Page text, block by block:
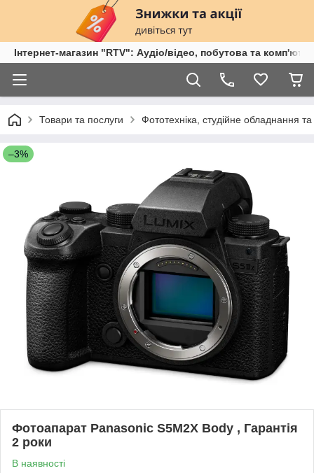
Інтернет-магазин "RTV": Аудіо/відео, побутова та
Товари та послуги Фототехніка, студійне обладнання
–3%
Фотоапарат Panasonic S5M2X Body , Гарантія
2 роки
В наявності